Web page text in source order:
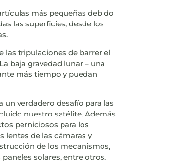
más pequeñas debido
las superficies, desde los
las tripulaciones de barrer el
baja gravedad lunar – una
más tiempo y puedan
un verdadero desafío para las
nuestro satélite. Además
perniciosos para los
lentes de las cámaras y
de los mecanismos,
solares, entre otros.